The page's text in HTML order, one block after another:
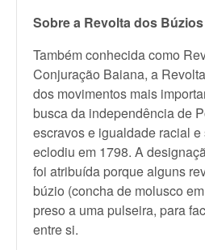
Sobre a Revolta dos Búzios
Também conhecida como
Conjuração Baiana, a
dos movimentos mais
busca da independência de
escravos e igualdade racial
eclodiu em 1798. A
foi atribuída porque alguns
búzio (concha de molusco
preso a uma pulseira, para
entre si.